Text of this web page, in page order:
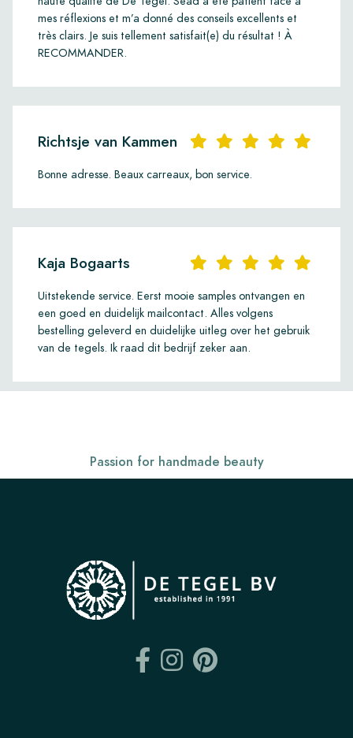
mes réflexions et m’a donné des conseils excellents et
très clairs. Je suis tellement satisfait(e) du résultat ! À
RECOMMANDER.
Richtsje van Kammen
Bonne adresse. Beaux carreaux, bon service.
Kaja Bogaarts
Uitstekende service. Eerst mooie samples ontvangen en
een goed en duidelijk mailcontact. Alles volgens
bestelling geleverd en duidelijke uitleg over het gebruik
van de tegels. Ik raad dit bedrijf zeker aan.
Passion for handmade beauty